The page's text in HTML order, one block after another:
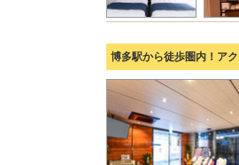
博多駅から徒歩圏内！ア